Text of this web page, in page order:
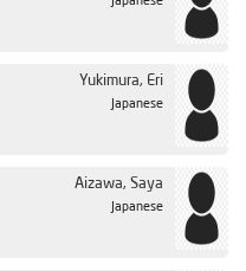
Yukimura, Eri
Japanese
Aizawa, Saya
Japanese